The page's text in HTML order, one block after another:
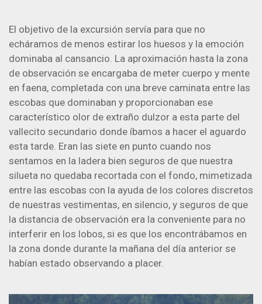
El objetivo de la excursión servía para que no
echáramos de menos estirar los huesos y la emoción
dominaba al cansancio. La aproximación hasta la zona
de observación se encargaba de meter cuerpo y mente
en faena, completada con una breve caminata entre las
escobas que dominaban y proporcionaban ese
característico olor de extraño dulzor a esta parte del
vallecito secundario donde íbamos a hacer el aguardo
esta tarde. Eran las siete en punto cuando nos
sentamos en la ladera bien seguros de que nuestra
silueta no quedaba recortada con el fondo, mimetizada
entre las escobas con la ayuda de los colores discretos
de nuestras vestimentas, en silencio, y seguros de que
la distancia de observación era la conveniente para no
interferir en los lobos, si es que los encontrábamos en
la zona donde durante la mañana del día anterior se
habían estado observando a placer.